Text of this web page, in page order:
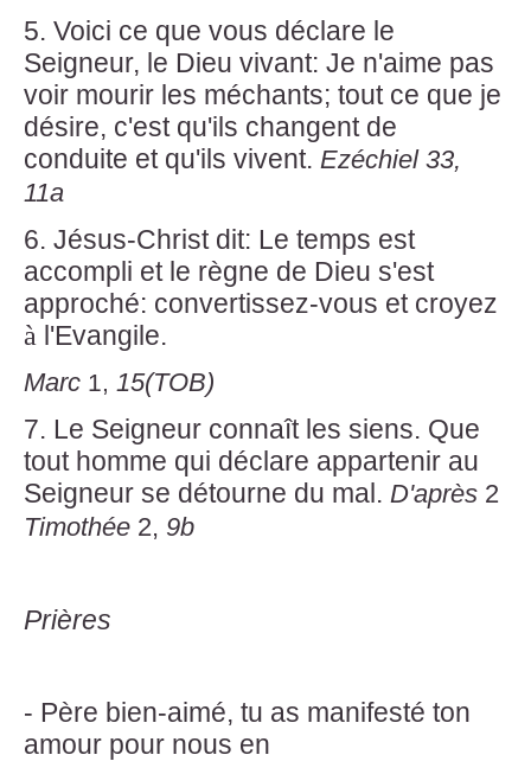
5. Voici ce que vous déclare le
Seigneur, le Dieu vivant: Je n'aime pas
voir mourir les méchants; tout ce que je
désire, c'est qu'ils changent de
conduite et qu'ils vivent. Ezéchiel 33,
11a
6. Jésus-Christ dit: Le temps est
accompli et le règne de Dieu s'est
approché: convertissez-vous et croyez
à l'Evangile.
Marc 1, 15(TOB)
7. Le Seigneur connaît les siens. Que
tout homme qui déclare appartenir au
Seigneur se détourne du mal. D'après 2
Timothée 2, 9b
Prières
- Père bien-aimé, tu as manifesté ton
amour pour nous en